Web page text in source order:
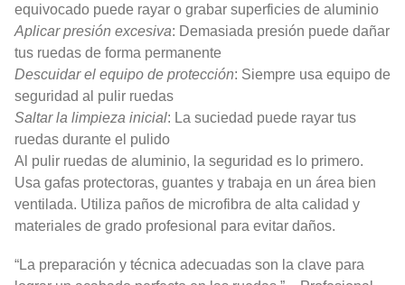
equivocado puede rayar o grabar superficies de aluminio
Aplicar presión excesiva: Demasiada presión puede dañar
tus ruedas de forma permanente
Descuidar el equipo de protección: Siempre usa equipo de
seguridad al pulir ruedas
Saltar la limpieza inicial: La suciedad puede rayar tus
ruedas durante el pulido
Al pulir ruedas de aluminio, la seguridad es lo primero.
Usa gafas protectoras, guantes y trabaja en un área bien
ventilada. Utiliza paños de microfibra de alta calidad y
materiales de grado profesional para evitar daños.
“La preparación y técnica adecuadas son la clave para